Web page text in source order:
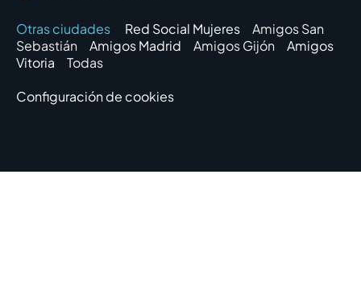
Otras ciudades Red Social Mujeres
Amigos San
Sebastián
Amigos Madrid Amigos Gijón
Amigos
Vitoria
Todas
Configuración de cookies